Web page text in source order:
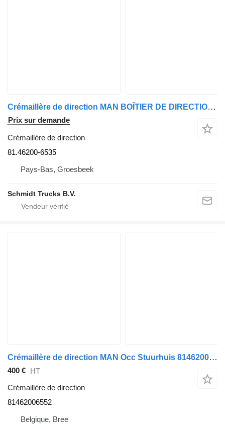
Crémaillère de direction MAN BOÎTIER DE DIRECTION TGX TGS EURO 6 MODÈLE 2020 81.46200-6535 pour camion
Prix sur demande
Crémaillère de direction
81.46200-6535
Pays-Bas, Groesbeek
Schmidt Trucks B.V.
Crémaillère de direction MAN Occ Stuurhuis 81462006552 pour camion
400 € HT
Crémaillère de direction
81462006552
Belgique, Bree